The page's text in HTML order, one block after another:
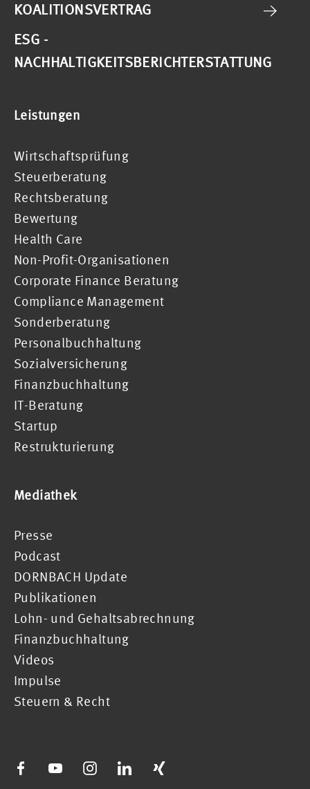
KOALITIONSVERTRAG
ESG -
NACHHALTIGKEITSBERICHTERSTATTUNG
Leistungen
Wirtschaftsprüfung
Steuerberatung
Rechtsberatung
Bewertung
Health Care
Non-Profit-Organisationen
Corporate Finance Beratung
Compliance Management
Sonderberatung
Personalbuchhaltung
Sozialversicherung
Finanzbuchhaltung
IT-Beratung
Startup
Restrukturierung
Mediathek
Presse
Podcast
DORNBACH Update
Publikationen
Lohn- und Gehaltsabrechnung
Finanzbuchhaltung
Videos
Impulse
Steuern & Recht